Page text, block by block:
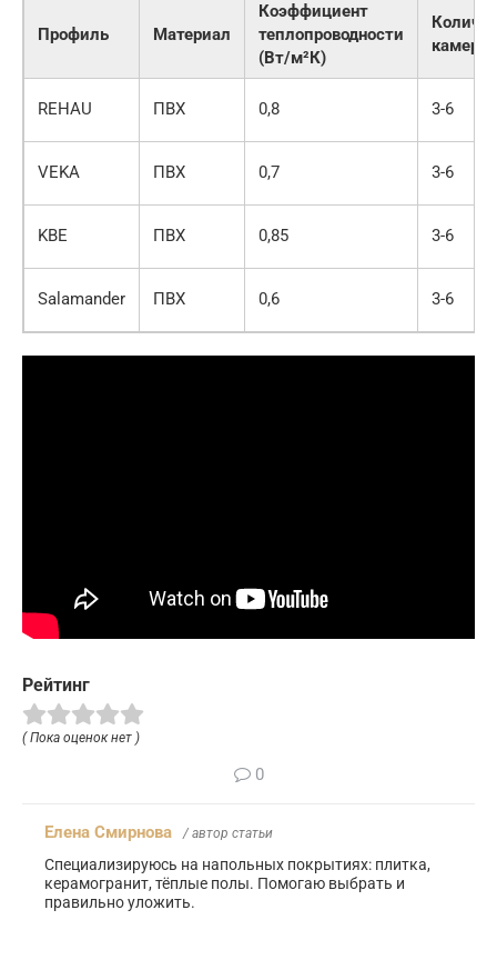
Профиль Материал
Коэффициент
теплопроводности
(Вт/м²К)
камер
REHAU ПВХ 0,8 3-6
VEKA ПВХ 0,7 3-6
KBE ПВХ 0,85 3-6
Salamander ПВХ 0,6 3-6
Рейтинг
( Пока оценок нет )
0
Елена Смирнова / автор статьи
Специализируюсь на напольных покрытиях: плитка,
керамогранит, тёплые полы. Помогаю выбрать и
правильно уложить.